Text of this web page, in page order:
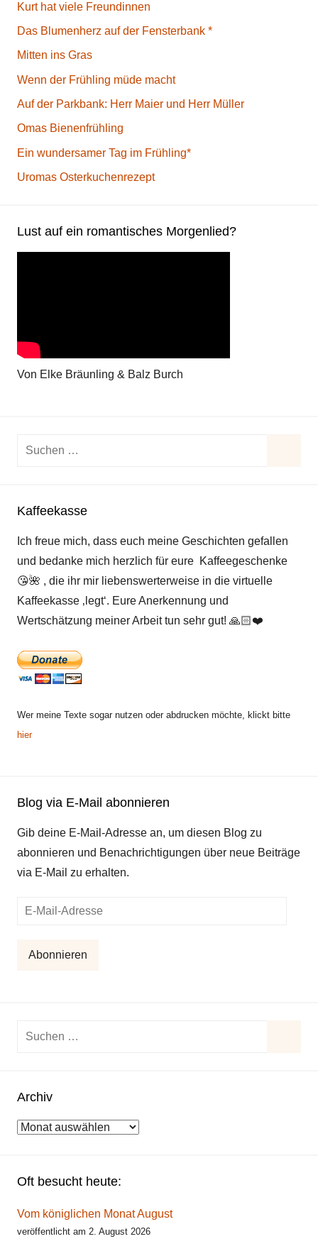
Kurt hat viele Freundinnen
Das Blumenherz auf der Fensterbank *
Mitten ins Gras
Wenn der Frühling müde macht
Auf der Parkbank: Herr Maier und Herr Müller
Omas Bienenfrühling
Ein wundersamer Tag im Frühling*
Uromas Osterkuchenrezept
Lust auf ein romantisches Morgenlied?
Von Elke Bräunling & Balz Burch
Suchen
Kaffeekasse
Ich freue mich, dass euch meine Geschichten gefallen
und bedanke mich herzlich für eure Kaffeegeschenke
😘🌺 , die ihr mir liebenswerterweise in die virtuelle
Kaffeekasse ‚legt‘. Eure Anerkennung und
Wertschätzung meiner Arbeit tun sehr gut! 🙏🏻❤️
Wer meine Texte sogar nutzen oder abdrucken möchte, klickt bitte
hier
Blog via E-Mail abonnieren
Gib deine E-Mail-Adresse an, um diesen Blog zu
abonnieren und Benachrichtigungen über neue Beiträge
via E-Mail zu erhalten.
E-
Abonnieren
Suchen
Archiv
Archiv
Oft besucht heute:
Vom königlichen Monat August
veröffentlicht am 2. August 2026